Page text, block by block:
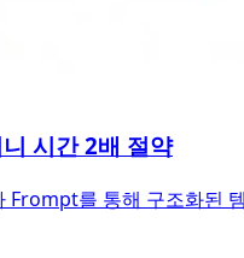
시간 2배 절약
Frompt를 통해 구조화된